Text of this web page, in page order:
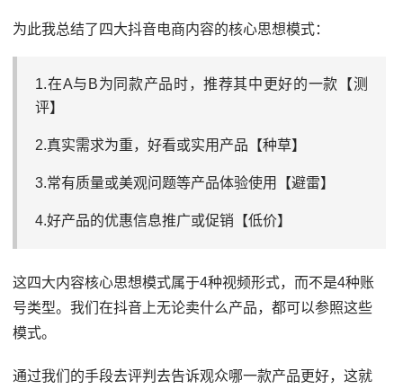
为此我总结了四大抖音电商内容的核心思想模式：
1.在A与B为同款产品时，推荐其中更好的一款【测
评】
2.真实需求为重，好看或实用产品【种草】
3.常有质量或美观问题等产品体验使用【避雷】
4.好产品的优惠信息推广或促销【低价】
这四大内容核心思想模式属于4种视频形式，而不是4种账
号类型。我们在抖音上无论卖什么产品，都可以参照这些
模式。
通过我们的手段去评判去告诉观众哪一款产品更好，这就